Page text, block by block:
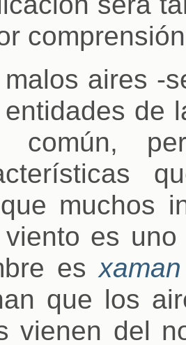
malos aires -
de
común,
muchos
viento es
es
que los
vienen del